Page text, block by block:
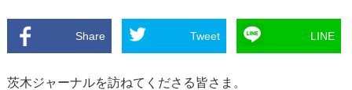
Share Tweet LINE
茨木ジャーナルを訪ねてくださる皆さま。